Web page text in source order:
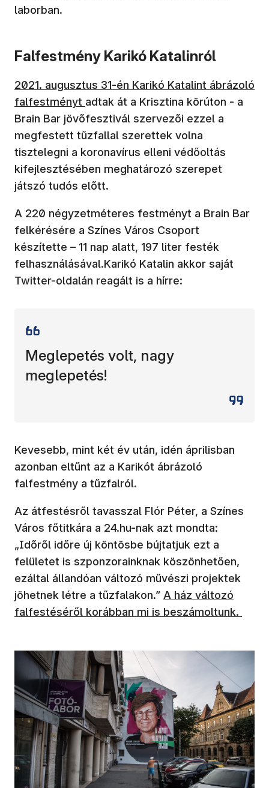
laborban.
Falfestmény Karikó Katalinról
2021. augusztus 31-én Karikó Katalint ábrázoló
falfestményt adtak át a Krisztina körúton - a
Brain Bar jövőfesztivál szervezői ezzel a
megfestett tűzfallal szerettek volna
tisztelegni a koronavírus elleni védőoltás
kifejlesztésében meghatározó szerepet
játszó tudós előtt.
A 220 négyzetméteres festményt a Brain Bar
felkérésére a Színes Város Csoport
készítette – 11 nap alatt, 197 liter festék
felhasználásával.Karikó Katalin akkor saját
Twitter-oldalán reagált is a hírre:
Meglepetés volt, nagy
meglepetés!
Kevesebb, mint két év után, idén áprilisban
azonban eltűnt az a Karikót ábrázoló
falfestmény a tűzfalról.
Az átfestésről tavasszal Flór Péter, a Színes
Város főtitkára a 24.hu-nak azt mondta:
„Időről időre új köntösbe bújtatjuk ezt a
felületet is szponzorainknak köszönhetően,
ezáltal állandóan változó művészi projektek
jöhetnek létre a tűzfalakon.” A ház változó
falfestéséről korábban mi is beszámoltunk.